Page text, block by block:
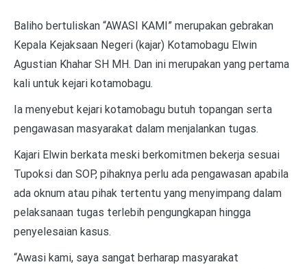
Baliho bertuliskan “AWASI KAMI” merupakan gebrakan
Kepala Kejaksaan Negeri (kajar) Kotamobagu Elwin
Agustian Khahar SH MH. Dan ini merupakan yang pertama
kali untuk kejari kotamobagu.
Ia menyebut kejari kotamobagu butuh topangan serta
pengawasan masyarakat dalam menjalankan tugas.
Kajari Elwin berkata meski berkomitmen bekerja sesuai
Tupoksi dan SOP, pihaknya perlu ada pengawasan apabila
ada oknum atau pihak tertentu yang menyimpang dalam
pelaksanaan tugas terlebih pengungkapan hingga
penyelesaian kasus.
“Awasi kami, saya sangat berharap masyarakat